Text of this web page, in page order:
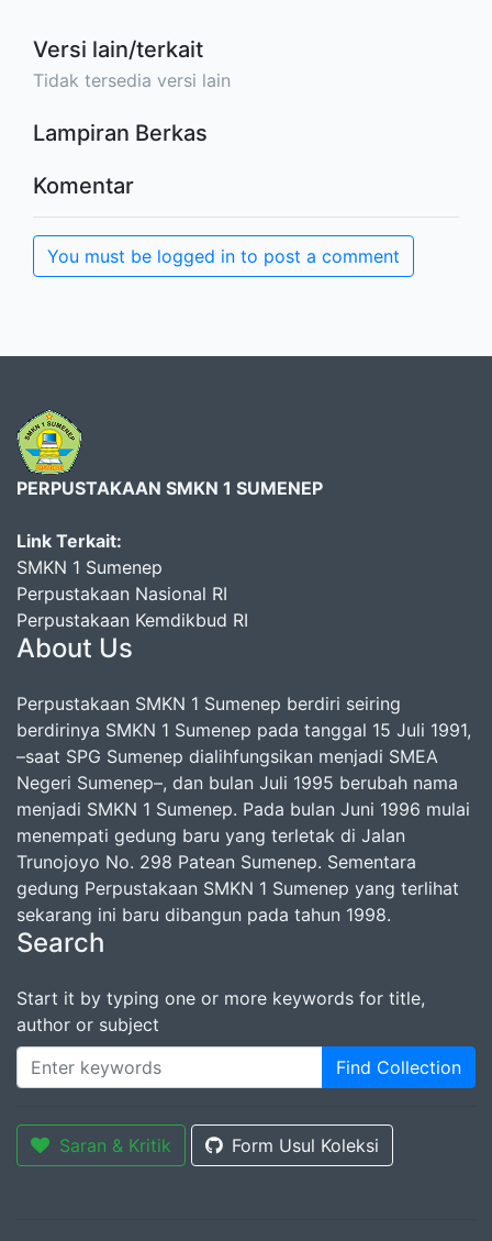
Versi lain/terkait
Tidak tersedia versi lain
Lampiran Berkas
Komentar
You must be logged in to post a comment
PERPUSTAKAAN SMKN 1 SUMENEP
Link Terkait:
SMKN 1 Sumenep
Perpustakaan Nasional RI
Perpustakaan Kemdikbud RI
About Us
Perpustakaan SMKN 1 Sumenep berdiri seiring
berdirinya SMKN 1 Sumenep pada tanggal 15 Juli 1991,
–saat SPG Sumenep dialihfungsikan menjadi SMEA
Negeri Sumenep–, dan bulan Juli 1995 berubah nama
menjadi SMKN 1 Sumenep. Pada bulan Juni 1996 mulai
menempati gedung baru yang terletak di Jalan
Trunojoyo No. 298 Patean Sumenep. Sementara
gedung Perpustakaan SMKN 1 Sumenep yang terlihat
sekarang ini baru dibangun pada tahun 1998.
Search
Start it by typing one or more keywords for title,
author or subject
Find Collection
Saran & Kritik Form Usul Koleksi